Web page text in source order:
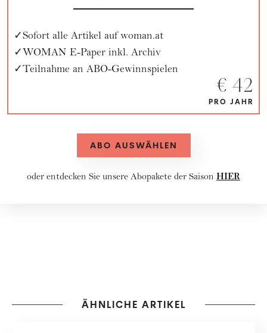
Sofort alle Artikel auf woman.at
WOMAN E-Paper inkl. Archiv
Teilnahme an ABO-Gewinnspielen
€ 42
PRO JAHR
ABO AUSWÄHLEN
oder entdecken Sie unsere Abopakete der Saison HIER
ÄHNLICHE ARTIKEL